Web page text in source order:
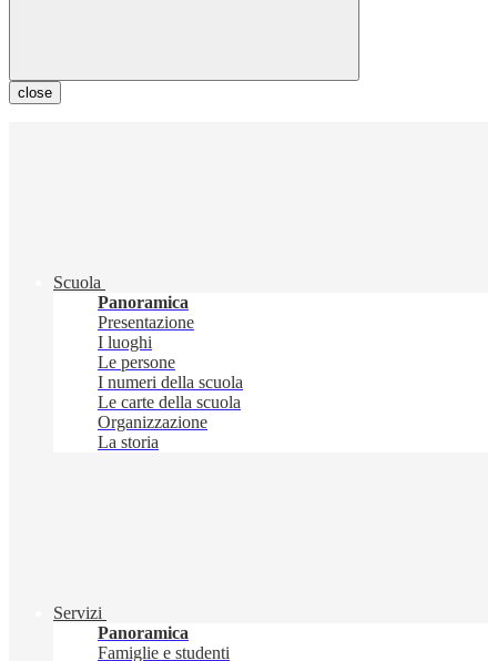
close
Scuola
Panoramica
Presentazione
I luoghi
Le persone
I numeri della scuola
Le carte della scuola
Organizzazione
La storia
Servizi
Panoramica
Famiglie e studenti